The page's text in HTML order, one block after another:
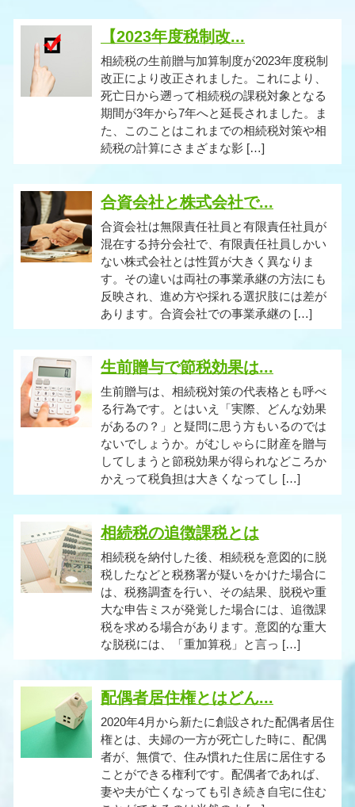
【2023年度税制改...
相続税の生前贈与加算制度が2023年度税制
改正により改正されました。これにより、
死亡日から遡って相続税の課税対象となる
期間が3年から7年へと延長されました。ま
た、このことはこれまでの相続税対策や相
続税の計算にさまざまな影 […]
合資会社と株式会社で...
合資会社は無限責任社員と有限責任社員が
混在する持分会社で、有限責任社員しかい
ない株式会社とは性質が大きく異なりま
す。その違いは両社の事業承継の方法にも
反映され、進め方や採れる選択肢には差が
あります。合資会社での事業承継の […]
生前贈与で節税効果は...
生前贈与は、相続税対策の代表格とも呼べ
る行為です。とはいえ「実際、どんな効果
があるの？」と疑問に思う方もいるのでは
ないでしょうか。がむしゃらに財産を贈与
してしまうと節税効果が得られなどころか
かえって税負担は大きくなってし […]
相続税の追徴課税とは
相続税を納付した後、相続税を意図的に脱
税したなどと税務署が疑いをかけた場合に
は、税務調査を行い、その結果、脱税や重
大な申告ミスが発覚した場合には、追徴課
税を求める場合があります。意図的な重大
な脱税には、「重加算税」と言っ […]
配偶者居住権とはどん...
2020年4月から新たに創設された配偶者居住
権とは、夫婦の一方が死亡した時に、配偶
者が、無償で、住み慣れた住居に居住する
ことができる権利です。配偶者であれば、
妻や夫が亡くなっても引き続き自宅に住む